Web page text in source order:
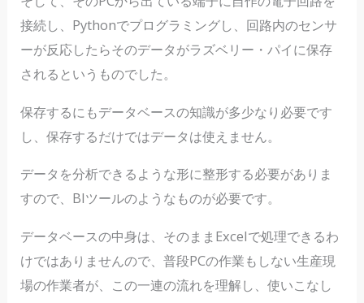
接続し、Pythonでプログラミングし、回路内のセンサ
ーが反応したらそのデータがラズベリー・パイに保存
されるというものでした。
保存するにもデータベースの知識が多少なり必要です
し、保存するだけではデータは使えません。
データを分析できるような形に整形する必要がありま
すので、BIツールのようなものが必要です。
データベースの中身は、そのままExcelで処理できるわ
けではありませんので、普段PCの作業もしない生産現
場の作業者が、この一連の流れを理解し、使いこなし